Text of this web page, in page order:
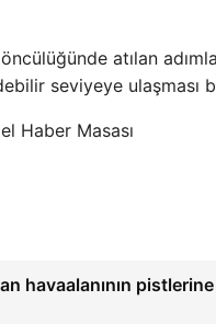
öncülüğünde atılan
seviyeye ulaşması
Haber Masası
havaalanının pistlerine